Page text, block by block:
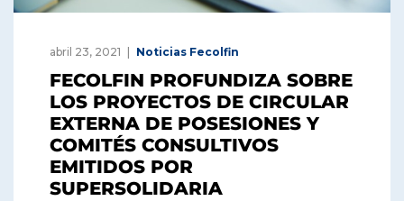
abril 23, 2021 Noticias Fecolfin
FECOLFIN PROFUNDIZA SOBRE
LOS PROYECTOS DE CIRCULAR
EXTERNA DE POSESIONES Y
COMITÉS CONSULTIVOS
EMITIDOS POR
SUPERSOLIDARIA